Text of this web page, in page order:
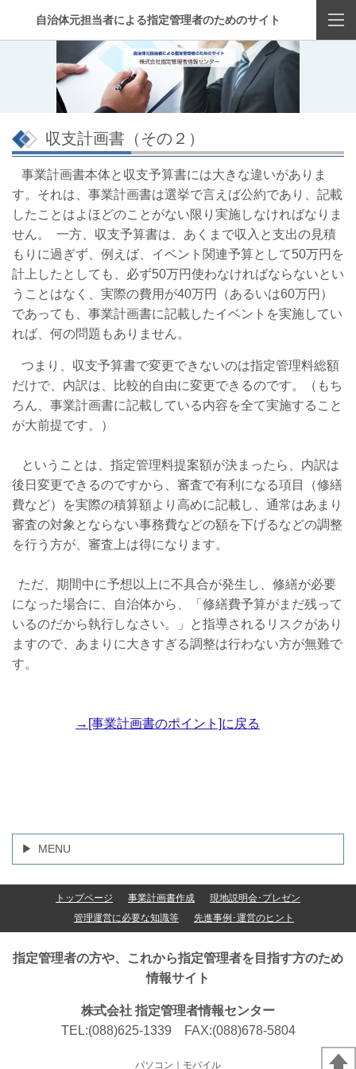
自治体元担当者による指定管理者のためのサイト
収支計画書（その２）
事業計画書本体と収支予算書には大きな違いがありま
す。それは、事業計画書は選挙で言えば公約であり、記載
したことはよほどのことがない限り実施しなければなりま
せん。 一方、収支予算書は、あくまで収入と支出の見積
もりに過ぎず、例えば、イベント関連予算として50万円を
計上したとしても、必ず50万円使わなければならないとい
うことはなく、実際の費用が40万円（あるいは60万円）
であっても、事業計画書に記載したイベントを実施してい
れば、何の問題もありません。
つまり、収支予算書で変更できないのは指定管理料総額
だけで、内訳は、比較的自由に変更できるのです。（もち
ろん、事業計画書に記載している内容を全て実施すること
が大前提です。）
ということは、指定管理料提案額が決まったら、内訳は
後日変更できるのですから、審査で有利になる項目（修繕
費など）を実際の積算額より高めに記載し、通常はあまり
審査の対象とならない事務費などの額を下げるなどの調整
を行う方が、審査上は得になります。
ただ、期間中に予想以上に不具合が発生し、修繕が必要
になった場合に、自治体から、「修繕費予算がまだ残って
いるのだから執行しなさい。」と指導されるリスクがあり
ますので、あまりに大きすぎる調整は行わない方が無難で
す。
→[事業計画書のポイント]に戻る
MENU
トップページ 事業計画書作成
現地説明会･プレゼン
管理運営に必要な知識等
先進事例･運営のヒント
指定管理者の方や、これから指定管理者を目指す方のため
情報サイト
株式会社 指定管理者情報センター
TEL:(088)625-1339 FAX:(088)678-5804
パソコン ｜モバイル